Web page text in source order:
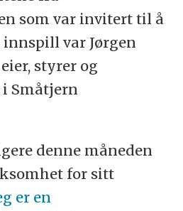
som var invitert til å
var Jørgen
styrer og
Småtjern
denne måneden
for sitt
er en